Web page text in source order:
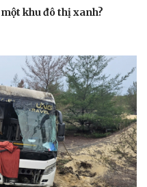
khu đô thị xanh?